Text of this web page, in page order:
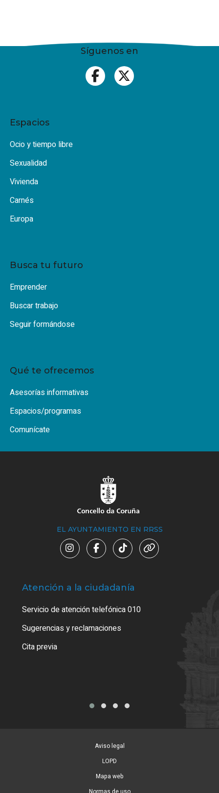
Síguenos en
Espacios
Ocio y tiempo libre
Sexualidad
Vivienda
Carnés
Europa
Busca tu futuro
Emprender
Buscar trabajo
Seguir formándose
Qué te ofrecemos
Asesorías informativas
Espacios/programas
Comunícate
EL AYUNTAMIENTO EN RRSS
Atención a la ciudadanía
Servicio de atención telefónica 010
Sugerencias y reclamaciones
Cita previa
Aviso legal
LOPD
Mapa web